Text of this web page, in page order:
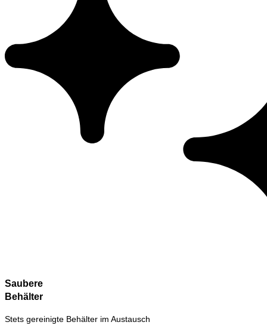
Saubere
Behälter
Stets gereinigte Behälter im Austausch